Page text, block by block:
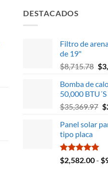
DESTACADOS
Filtro de
de 19"
$8,715.78 El
$
Bomba de
50,000
$35,369.97 El
$
Panel solar
tipo placa
Valorado
con
$2,582.00- $